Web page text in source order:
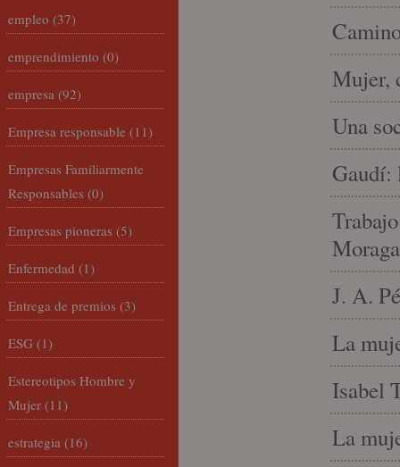
Mujer,
Una
Gaudí:
J. A.
La
Isabel
La
empleo (37)
emprendimiento (0)
empresa (92)
Empresa responsable (11)
Empresas Familiarmente
Responsables (0)
Empresas pioneras (5)
Enfermedad (1)
Entrega de premios (3)
ESG (1)
Estereotipos Hombre y
Mujer (11)
estrategia (16)